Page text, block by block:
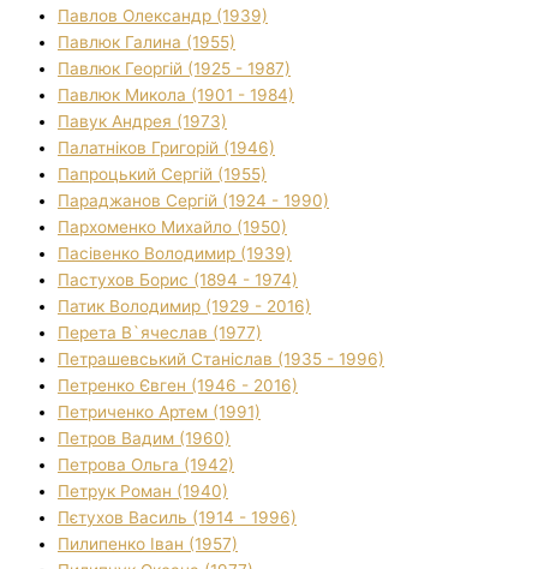
Павлов Олександр (1939)
Павлюк Галина (1955)
Павлюк Георгій (1925 - 1987)
Павлюк Микола (1901 - 1984)
Павук Андрея (1973)
Палатніков Григорій (1946)
Папроцький Сергій (1955)
Параджанов Сергій (1924 - 1990)
Пархоменко Михайло (1950)
Пасівенко Володимир (1939)
Пастухов Борис (1894 - 1974)
Патик Володимир (1929 - 2016)
Перета В`ячеслав (1977)
Петрашевський Станіслав (1935 - 1996)
Петренко Євген (1946 - 2016)
Петриченко Артем (1991)
Петров Вадим (1960)
Петрова Ольга (1942)
Петрук Роман (1940)
Пєтухов Василь (1914 - 1996)
Пилипенко Іван (1957)